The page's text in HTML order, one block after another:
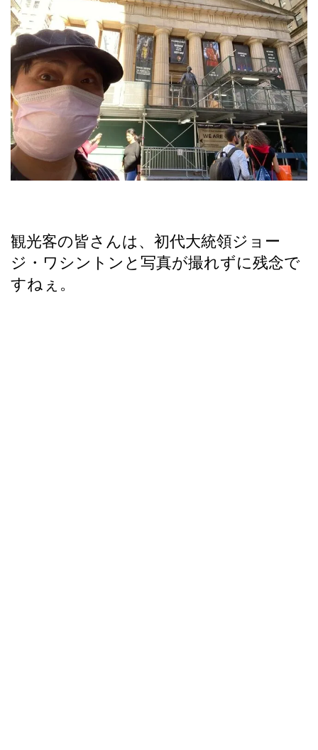
観光客の皆さんは、初代大統領ジョー
ジ・ワシントンと写真が撮れずに残念で
すねぇ。